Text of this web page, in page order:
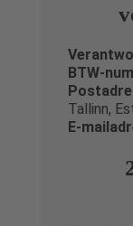
BTW-
Tallinn,
E-